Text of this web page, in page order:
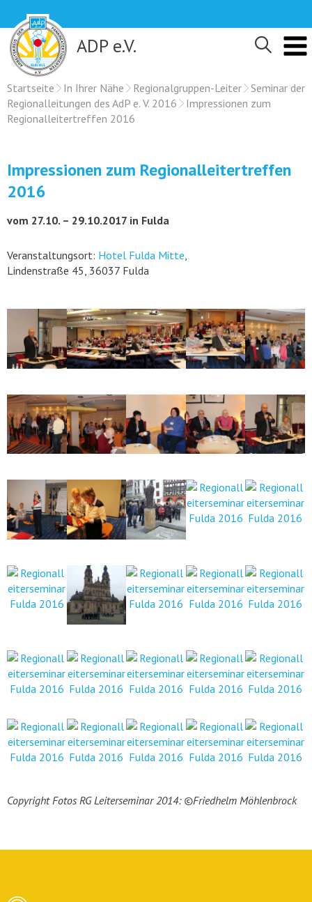
content
ADP e.V.
Startseite In Ihrer Nähe Regionalgruppen-Leiter
Seminar der
Regionalleitungen des AdP e. V. 2016
Impressionen zum
Regionalleitertreffen 2016
Impressionen zum Regionalleitertreffen
2016
vom 27.10. – 29.10.2017 in Fulda
Veranstaltungsort: Hotel Fulda Mitte,
Lindenstraße 45, 36037 Fulda
Copyright Fotos RG Leiterseminar 2014: ©Friedhelm Möhlenbrock